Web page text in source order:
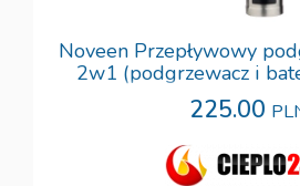
Noveen Przepływowy
2w1 (podgrzewacz i
225.00